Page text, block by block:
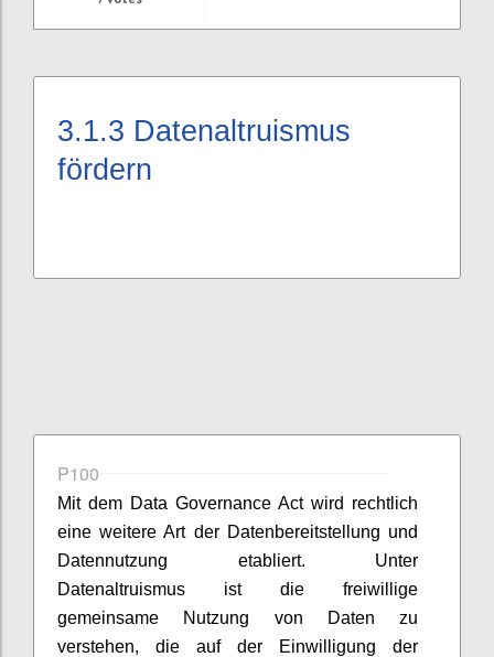
3.1.3 Datenaltruismus
fördern
P100
Mit dem Data Governance Act wird rechtlich
eine weitere Art der Datenbereitstellung und
Datennutzung etabliert. Unter
Datenaltruismus ist die freiwillige
gemeinsame Nutzung von Daten zu
verstehen, die auf der Einwilligung der